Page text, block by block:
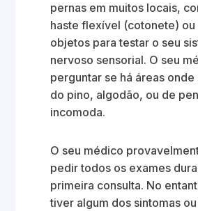
pernas em muitos locais,
haste flexível (cotonete) ou
objetos para testar o seu
nervoso sensorial. O seu
perguntar se há áreas onde
do pino, algodão, ou de
incomoda.
O seu médico
pedir todos os exames
primeira consulta. No
tiver algum dos sintomas ou